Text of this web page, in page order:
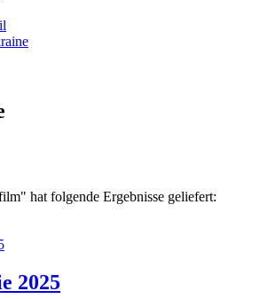
hat folgende Ergebnisse geliefert:
2025